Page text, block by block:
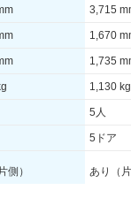
3,715
1,670
1,735
1,130 kg
5人
5ドア
側） あり（